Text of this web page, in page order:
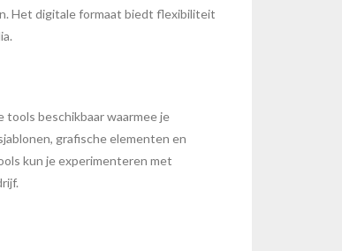
Het digitale formaat biedt flexibiliteit
tools beschikbaar waarmee je
grafische elementen en
kun je experimenteren met